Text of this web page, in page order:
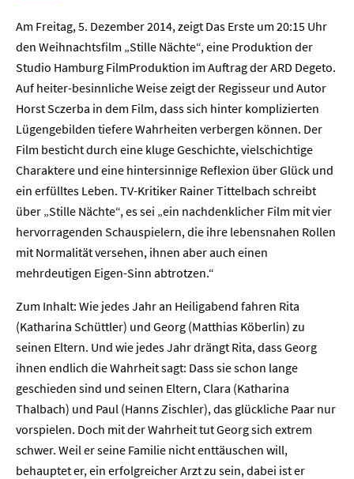
Am Freitag, 5. Dezember 2014, zeigt Das Erste um 20:15 Uhr
den Weihnachtsfilm „Stille Nächte“, eine Produktion der
Studio Hamburg FilmProduktion im Auftrag der ARD Degeto.
Auf heiter-besinnliche Weise zeigt der Regisseur und Autor
Horst Sczerba in dem Film, dass sich hinter komplizierten
Lügengebilden tiefere Wahrheiten verbergen können. Der
Film besticht durch eine kluge Geschichte, vielschichtige
Charaktere und eine hintersinnige Reflexion über Glück und
ein erfülltes Leben. TV-Kritiker Rainer Tittelbach schreibt
über „Stille Nächte“, es sei „ein nachdenklicher Film mit vier
hervorragenden Schauspielern, die ihre lebensnahen Rollen
mit Normalität versehen, ihnen aber auch einen
mehrdeutigen Eigen-Sinn abtrotzen.“
Zum Inhalt: Wie jedes Jahr an Heiligabend fahren Rita
(Katharina Schüttler) und Georg (Matthias Köberlin) zu
seinen Eltern. Und wie jedes Jahr drängt Rita, dass Georg
ihnen endlich die Wahrheit sagt: Dass sie schon lange
geschieden sind und seinen Eltern, Clara (Katharina
Thalbach) und Paul (Hanns Zischler), das glückliche Paar nur
vorspielen. Doch mit der Wahrheit tut Georg sich extrem
schwer. Weil er seine Familie nicht enttäuschen will,
behauptet er, ein erfolgreicher Arzt zu sein, dabei ist er